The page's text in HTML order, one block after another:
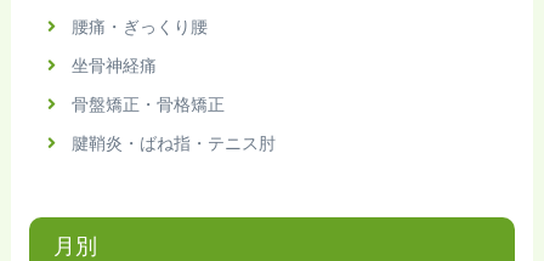
腰痛・ぎっくり腰
坐骨神経痛
骨盤矯正・骨格矯正
腱鞘炎・ばね指・テニス肘
月別